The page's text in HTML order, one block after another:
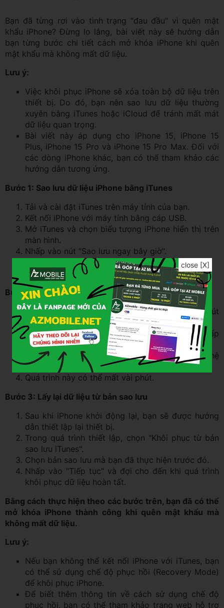
Bạn đã từng rơi vào tình trạng "đau đầu" vì quên mật
khẩu iPhone? Đừng lo lắng, bài viết này sẽ hướng dẫn
bạn từng bước chi tiết cách mở khóa iPhone khi quên
mật khẩu mà không mất dữ liệu.
Lưu ý:
Việc khôi phục iPhone sẽ xóa toàn bộ dữ liệu trên
thiết bị. Do đó, bạn nên sao lưu dữ liệu thường
xuyên bằng iTunes hoặc iCloud để tránh mất mát
dữ liệu quan trọng.
Bài viết này áp dụng cho iPhone 15, iPhone 15
Plus, iPhone 15 Pro và iPhone 15 Pro Max. Đối với
các dòng iPhone khác, bạn có thể tham khảo các
hướng dẫn tương ứng.
Bước 1: Sao lưu dữ liệu iPhone bằng iTunes
Tải và cài đặt iTunes trên máy tính của bạn.
Kết nối iPhone với máy tính bằng cáp USB.
Mở iTunes và chọn biểu tượng iPhone hiển thị trên
màn hình.
Nhấp vào nút "Sao lưu ngay bây giờ".
Nhập mật khẩu Apple ID của bạn để xác nhận.
Đợi cho đến khi quá trình sao lưu hoàn tất.
Bước 2: Khôi phục iPhone bằng iTunes
Sau khi sao lưu dữ liệu thành công, nhấp vào nút
"Khôi phục iPhone".
Xác nhận lại thao tác khôi phục bằng cách nhấp
vào "Khôi phục".
iTunes sẽ tiến hành xóa dữ liệu và cài đặt lại hệ
điều hành iOS trên iPhone của bạn.
Quá trình này có thể mất vài phút.
Bước 3: Lấy lại dữ liệu từ bản sao lưu
Sau khi iPhone khởi động lại, bạn sẽ được hướng
dẫn thiết lập lại thiết bị.
Trong quá trình thiết lập, chọn "Khôi phục từ bản
sao lưu iTunes".
Chọn bản sao lưu mà bạn đã thực hiện trước đó.
Nhấp vào "Tiếp tục" và đợi cho đến khi quá trình
khôi phục dữ liệu hoàn tất.
Bằng cách thực hiện theo các bước trên, bạn đã có thể
mở khóa iPhone thành công khi quên mật khẩu mà
không mất dữ liệu.
Lưu ý:
Nếu bạn không thể kết nối iPhone với iTunes, bạn
có thể sử dụng chế độ phục hồi (Recovery Mode)
để khôi phục iPhone.
Để biết thêm thông tin về cách sử dụng chế độ
phục hồi, bạn có thể tham khảo trang web hỗ trợ
close [X]